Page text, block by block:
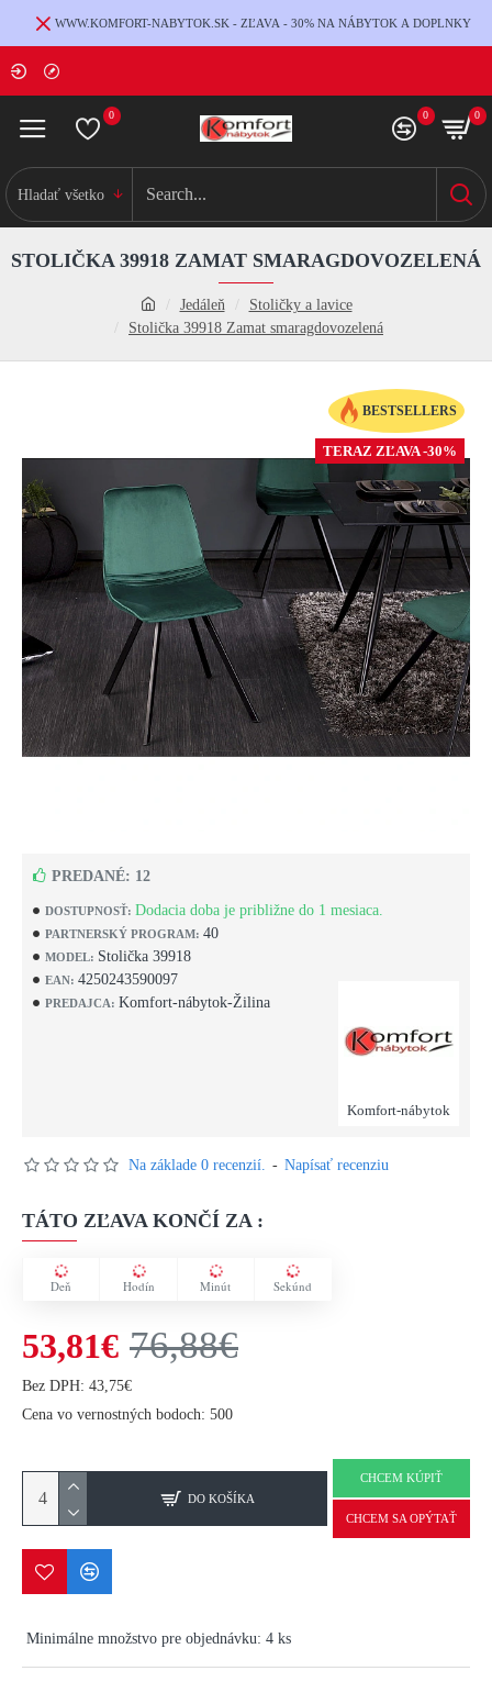
WWW.KOMFORT-NABYTOK.SK - ZĽAVA - 30% NA NÁBYTOK A DOPLNKY
0 0 0
Hladať všetko
Jedáleň
Stoličky a lavice
Stolička 39918 Zamat smaragdovozelená
STOLIČKA 39918 ZAMAT SMARAGDOVOZELENÁ
BESTSELLERS
TERAZ ZĽAVA -30%
DOSTUPNOSŤ: Dodacia doba je približne do 1 mesiaca.
PARTNERSKÝ PROGRAM: 40
MODEL: Stolička 39918
EAN: 4250243590097
PREDAJCA: Komfort-nábytok-Žilina
Komfort-nábytok
PREDANÉ: 12
Na základe 0 recenzií. - Napísať recenziu
TÁTO ZĽAVA KONČÍ ZA :
Deň Hodín Minút Sekúnd
53,81€ 76,88€
Bez DPH: 43,75€
Cena vo vernostných bodoch: 500
DO KOŠÍKA
CHCEM KÚPIŤ
CHCEM SA OPÝTAŤ
Minimálne množstvo pre objednávku: 4 ks